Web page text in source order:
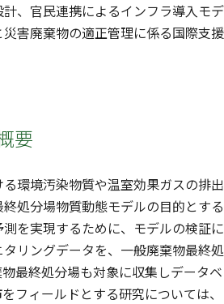
、官民連携によるインフラ導入モデ
害廃棄物の適正管理に係る国際支援
要
環境汚染物質や温室効果ガスの排出
処分場物質動態モデルの目的とする
を実現するために、モデルの検証に
リングデータを、一般廃棄物最終処
最終処分場も対象に収集しデータベ
フィールドとする研究については、